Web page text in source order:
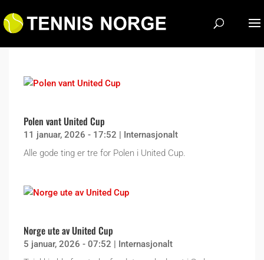
Polen vant United Cup
11 januar, 2026 - 17:52 | Internasjonalt
Alle gode ting er tre for Polen i United Cup.
Norge ute av United Cup
5 januar, 2026 - 07:52 | Internasjonalt